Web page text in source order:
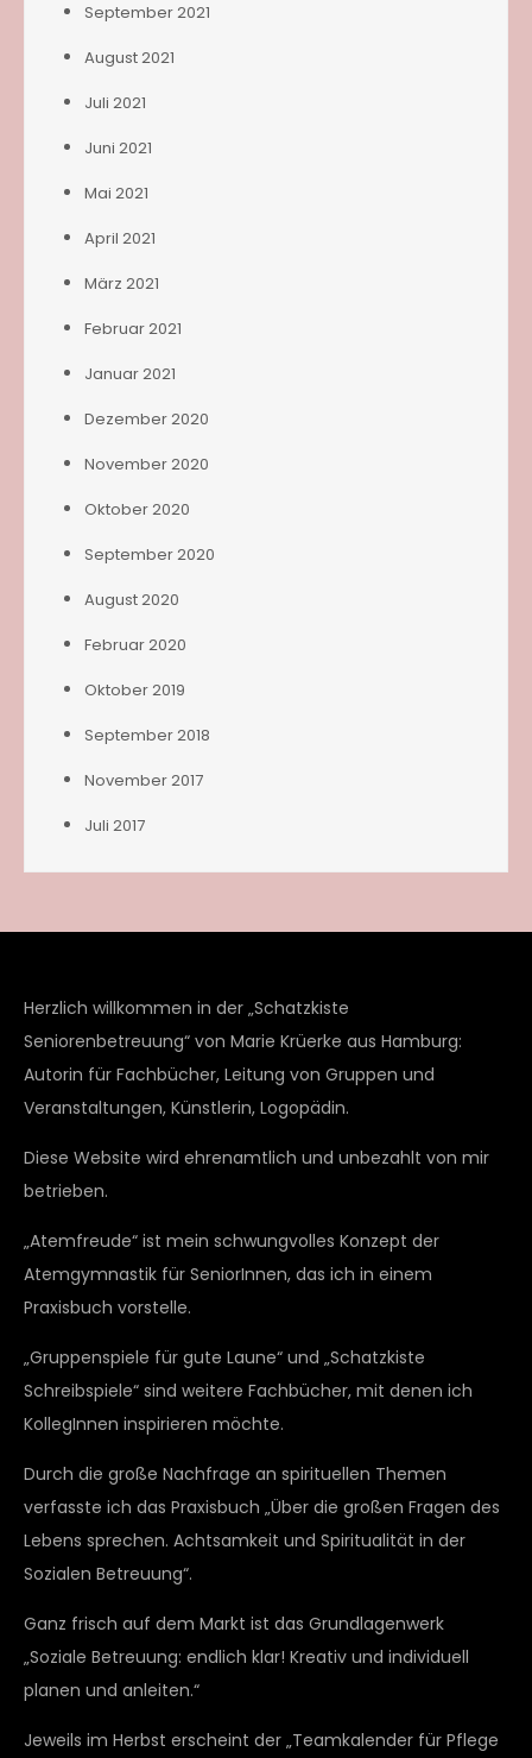
September 2021
August 2021
Juli 2021
Juni 2021
Mai 2021
April 2021
März 2021
Februar 2021
Januar 2021
Dezember 2020
November 2020
Oktober 2020
September 2020
August 2020
Februar 2020
Oktober 2019
September 2018
November 2017
Juli 2017
Herzlich willkommen in der „Schatzkiste
Seniorenbetreuung“ von Marie Krüerke aus Hamburg:
Autorin für Fachbücher, Leitung von Gruppen und
Veranstaltungen, Künstlerin, Logopädin.
Diese Website wird ehrenamtlich und unbezahlt von mir
betrieben.
„Atemfreude“ ist mein schwungvolles Konzept der
Atemgymnastik für SeniorInnen, das ich in einem
Praxisbuch vorstelle.
„Gruppenspiele für gute Laune“ und „Schatzkiste
Schreibspiele“ sind weitere Fachbücher, mit denen ich
KollegInnen inspirieren möchte.
Durch die große Nachfrage an spirituellen Themen
verfasste ich das Praxisbuch „Über die großen Fragen des
Lebens sprechen. Achtsamkeit und Spiritualität in der
Sozialen Betreuung“.
Ganz frisch auf dem Markt ist das Grundlagenwerk
„Soziale Betreuung: endlich klar! Kreativ und individuell
planen und anleiten.“
Jeweils im Herbst erscheint der „Teamkalender für Pflege